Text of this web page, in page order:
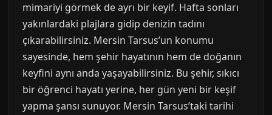
mimariyi görmek de ayrı bir keyif. Hafta sonları
yakınlardaki plajlara gidip denizin tadını
çıkarabilirsiniz. Mersin Tarsus’un konumu
sayesinde, hem şehir hayatının hem de doğanın
keyfini aynı anda yaşayabilirsiniz. Bu şehir, sıkıcı
bir öğrenci hayatı yerine, her gün yeni bir keşif
yapma şansı sunuyor. Mersin Tarsus’taki tarihi